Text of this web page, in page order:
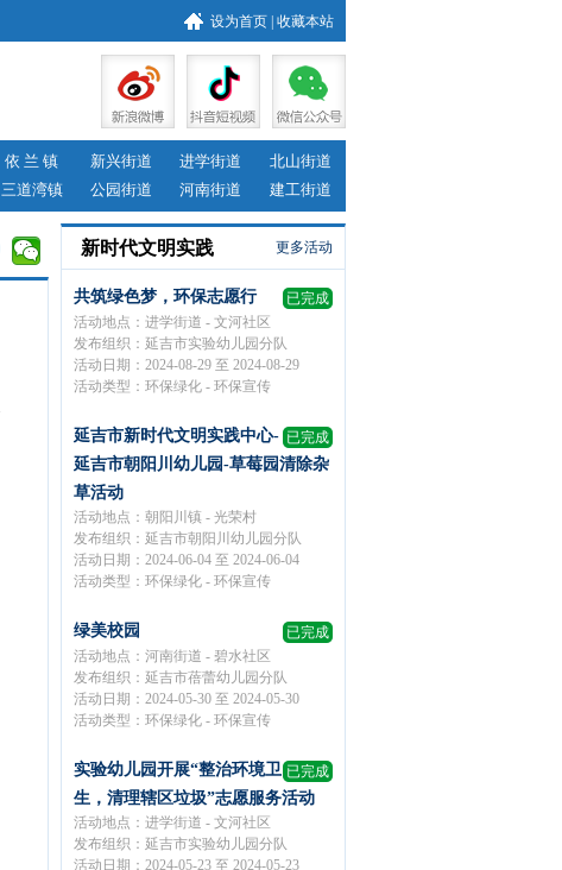
设为首页 收藏本站
依 兰 镇 新兴街道 进学街道
北山街道
三道湾镇 公园街道 河南街道 建工街道
更多活动
新时代文明实践
已完成
共筑绿色梦，环保志愿行
活动地点：进学街道 - 文河社区
发布组织：延吉市实验幼儿园分队
活动日期：2024-08-29 至 2024-08-29
活动类型：环保绿化 - 环保宣传
已完成
延吉市新时代文明实践中心-
延吉市朝阳川幼儿园-草莓园清除杂
草活动
活动地点：朝阳川镇 - 光荣村
发布组织：延吉市朝阳川幼儿园分队
活动日期：2024-06-04 至 2024-06-04
活动类型：环保绿化 - 环保宣传
已完成
绿美校园
活动地点：河南街道 - 碧水社区
发布组织：延吉市蓓蕾幼儿园分队
活动日期：2024-05-30 至 2024-05-30
活动类型：环保绿化 - 环保宣传
已完成
实验幼儿园开展“整治环境卫
生，清理辖区垃圾”志愿服务活动
活动地点：进学街道 - 文河社区
发布组织：延吉市实验幼儿园分队
活动日期：2024-05-23 至 2024-05-23